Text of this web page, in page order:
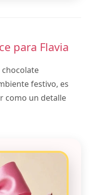
para Flavia
festivo, es
como un detalle